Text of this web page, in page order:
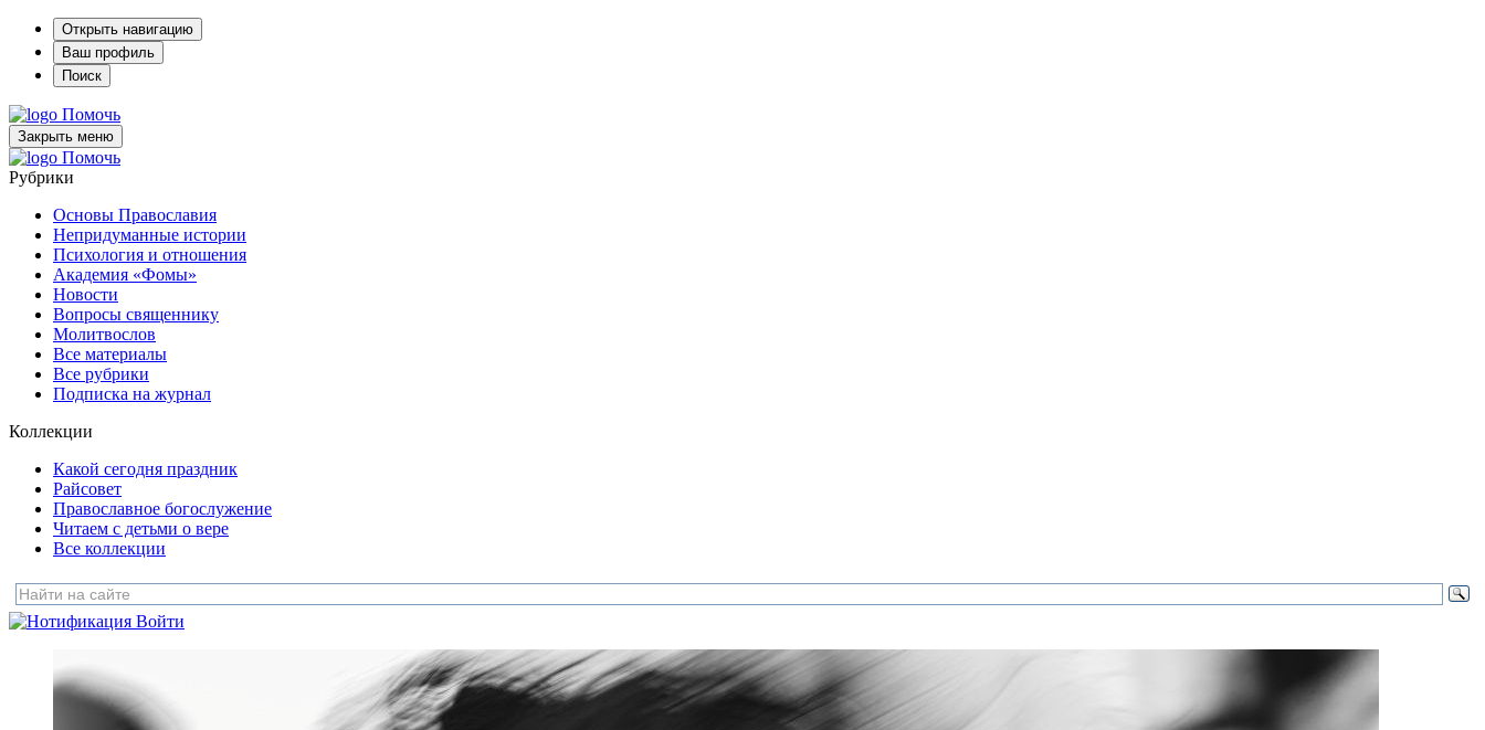
Открыть навигацию
Ваш профиль
Поиск
Помочь
Закрыть меню
Помочь
Рубрики
Основы Православия
Непридуманные истории
Психология и отношения
Академия «Фомы»
Новости
Вопросы священнику
Молитвослов
Все материалы
Все рубрики
Подписка на журнал
Коллекции
Какой сегодня праздник
Райсовет
Православное богослужение
Читаем с детьми о вере
Все коллекции
Войти